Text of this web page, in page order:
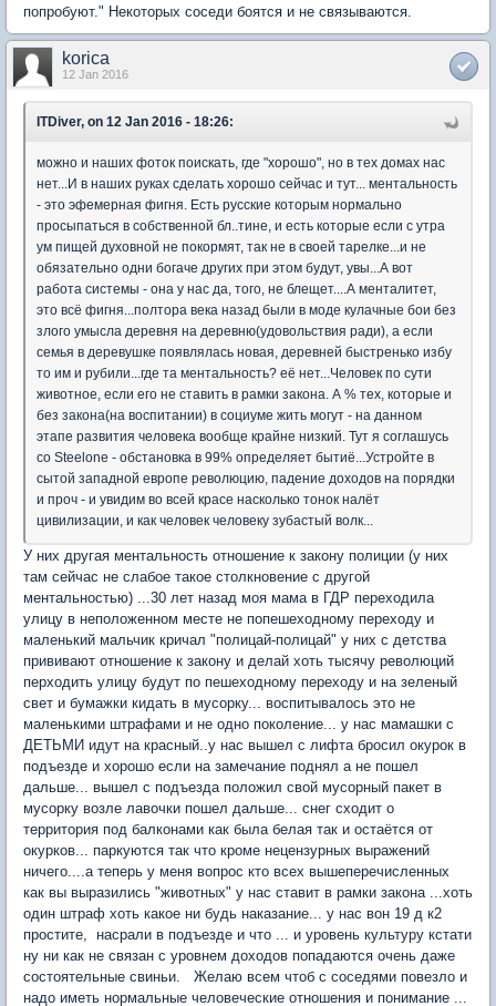
попробуют." Некоторых соседи боятся и не связываются.
korica
12 Jan 2016
ITDiver, on 12 Jan 2016 - 18:26:
можно и наших фоток поискать, где "хорошо", но в тех домах нас
нет...И в наших руках сделать хорошо сейчас и тут... ментальность
- это эфемерная фигня. Есть русские которым нормально
просыпаться в собственной бл..тине, и есть которые если с утра
ум пищей духовной не покормят, так не в своей тарелке...и не
обязательно одни богаче других при этом будут, увы...А вот
работа системы - она у нас да, того, не блещет....А менталитет,
это всё фигня...полтора века назад были в моде кулачные бои без
злого умысла деревня на деревню(удовольствия ради), а если
семья в деревушке появлялась новая, деревней быстренько избу
то им и рубили...где та ментальность? её нет...Человек по сути
животное, если его не ставить в рамки закона. А % тех, которые и
без закона(на воспитании) в социуме жить могут - на данном
этапе развития человека вообще крайне низкий. Тут я соглашусь
со Steelone - обстановка в 99% определяет бытиё...Устройте в
сытой западной европе революцию, падение доходов на порядки
и проч - и увидим во всей красе насколько тонок налёт
цивилизации, и как человек человеку зубастый волк...
У них другая ментальность отношение к закону полиции (у них
там сейчас не слабое такое столкновение с другой
ментальностью) ...30 лет назад моя мама в ГДР переходила
улицу в неположенном месте не попешеходному переходу и
маленький мальчик кричал "полицай-полицай" у них с детства
прививают отношение к закону и делай хоть тысячу революций
перходить улицу будут по пешеходному переходу и на зеленый
свет и бумажки кидать в мусорку... воспитывалось это не
маленькими штрафами и не одно поколение... у нас мамашки с
ДЕТЬМИ идут на красный..у нас вышел с лифта бросил окурок в
подъезде и хорошо если на замечание поднял а не пошел
дальше... вышел с подъезда положил свой мусорный пакет в
мусорку возле лавочки пошел дальше... снег сходит о
территория под балконами как была белая так и остаётся от
окурков... паркуются так что кроме нецензурных выражений
ничего....а теперь у меня вопрос кто всех вышеперечисленных
как вы выразились "животных" у нас ставит в рамки закона ...хоть
один штраф хоть какое ни будь наказание... у нас вон 19 д к2
простите, насрали в подъезде и что ... и уровень культуру кстати
ну ни как не связан с уровнем доходов попадаются очень даже
состоятельные свиньи. Желаю всем чтоб с соседями повезло и
надо иметь нормальные человеческие отношения и понимание ...